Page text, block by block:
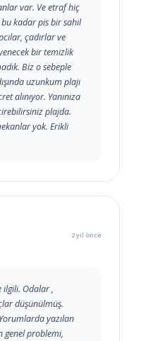
var. Ve etraf hiç
kadar pis bir sahil
çadırlar ve
bir temizlik
Biz o sebeple
uzunkum plajı
alınıyor. Yanınıza
plajda.
yok. Erikli
2 yıl önce
ilgili. Odalar ,
düşünülmüş.
yazılan
genel problemi,